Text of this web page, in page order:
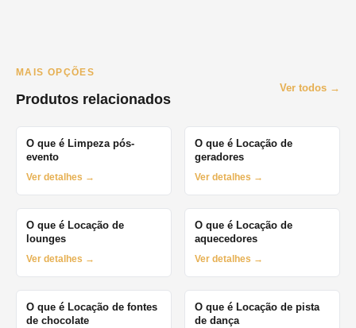
MAIS OPÇÕES
Produtos relacionados
Ver todos →
O que é Limpeza pós-
evento
Ver detalhes →
O que é Locação de
geradores
Ver detalhes →
O que é Locação de
lounges
Ver detalhes →
O que é Locação de
aquecedores
Ver detalhes →
O que é Locação de fontes
de chocolate
O que é Locação de pista
de dança